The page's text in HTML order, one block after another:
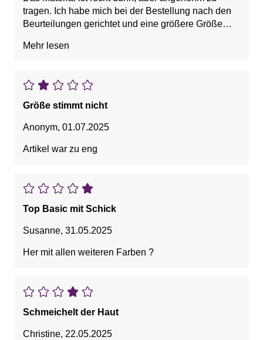
tragen. Ich habe mich bei der Bestellung nach den
Beurteilungen gerichtet und eine größere Größe
habe mit den Doppelgrößen leider immer Probleme
Mehr lesen
Größe stimmt nicht
Anonym, 01.07.2025
Artikel war zu eng
Top Basic mit Schick
Susanne, 31.05.2025
Her mit allen weiteren Farben ?
Schmeichelt der Haut
Christine, 22.05.2025